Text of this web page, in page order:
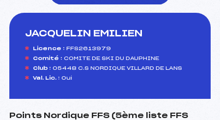
JACQUELIN EMILIEN
Licence : FFS2613979
Comité : COMITE DE SKI DU DAUPHINE
Club : 05448 C.S NORDIQUE VILLARD DE LANS
Val. Lic. : Oui
Points Nordique FFS (5ème liste FFS